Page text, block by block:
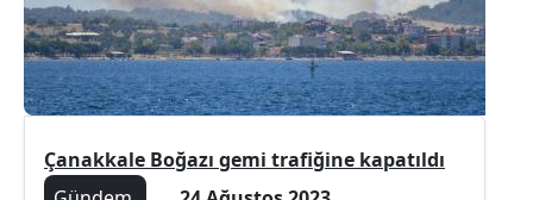
Çanakkale Boğazı gemi trafiğine kapatıldı